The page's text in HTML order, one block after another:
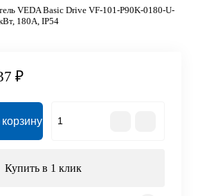
VEDA Basic Drive VF-101-P90K-0180-U-
180А, IP54
₽
Купить в 1 клик